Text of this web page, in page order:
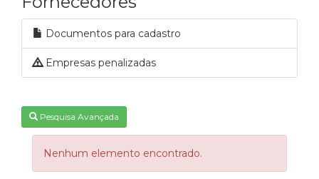
Documentos para cadastro
Empresas penalizadas
Pesquisa Avançada
Nenhum elemento encontrado.